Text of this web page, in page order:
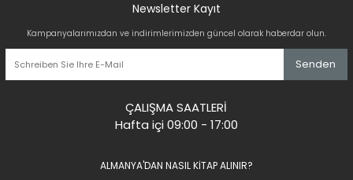
Newsletter Kayıt
Kampanyalarımızdan ve indirimlerimizden güncel olarak haberdar olun.
Senden
ÇALIŞMA SAATLERİ
Hafta içi 09:00 - 17:00
ALMANYA'DAN NASIL KİTAP ALINIR?